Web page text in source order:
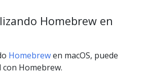
Homebrew en
Homebrewen macOS, puede
Homebrew.